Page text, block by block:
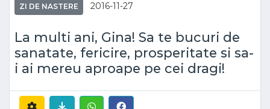
ZI DE NASTERE 2016-11-27
La multi ani, Gina! Sa te bucuri de
sanatate, fericire, prosperitate si sa-
i ai mereu aproape pe cei dragi!